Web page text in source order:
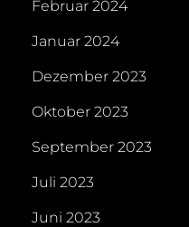
Februar 2024
Januar 2024
Dezember 2023
Oktober 2023
September 2023
Juli 2023
Juni 2023